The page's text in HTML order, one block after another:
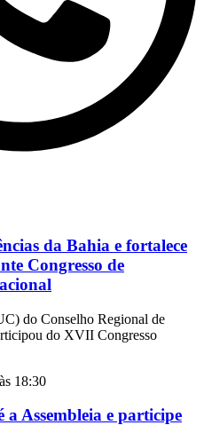
da Bahia e fortalece
Congresso de
do Conselho Regional de
do XVII Congresso
18:30
a Assembleia e participe